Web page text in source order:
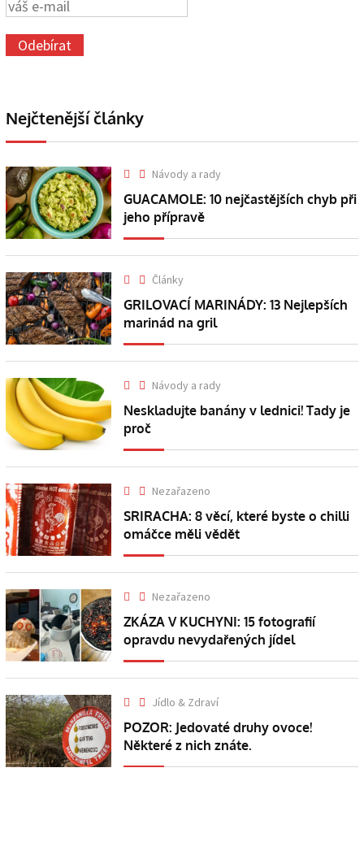
Nejčtenější články
Návody a rady
GUACAMOLE: 10 nejčastějších chyb při
jeho přípravě
Články
GRILOVACÍ MARINÁDY: 13 Nejlepších
marinád na gril
Návody a rady
Neskladujte banány v lednici! Tady je
proč
Nezařazeno
SRIRACHA: 8 věcí, které byste o chilli
omáčce měli vědět
Nezařazeno
ZKÁZA V KUCHYNI: 15 fotografií
opravdu nevydařených jídel
Jídlo & Zdraví
POZOR: Jedovaté druhy ovoce!
Některé z nich znáte.